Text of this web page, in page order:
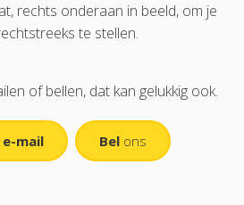
rechts onderaan in beeld, om je
te stellen.
of bellen, dat kan gelukkig ook.
e-mail Bel ons